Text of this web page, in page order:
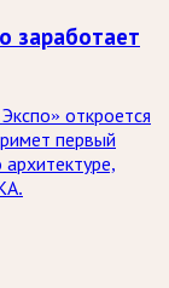
заработает
откроется
первый